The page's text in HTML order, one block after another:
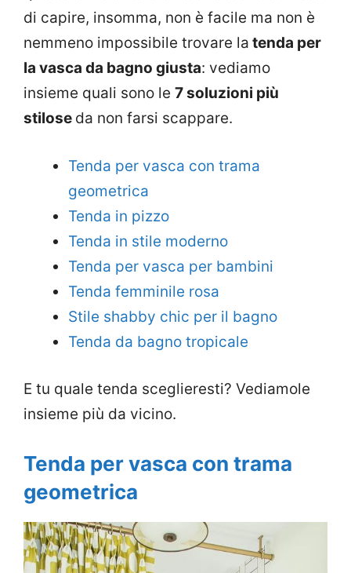
di capire, insomma, non è facile ma non è
nemmeno impossibile trovare la tenda per
la vasca da bagno giusta: vediamo
insieme quali sono le 7 soluzioni più
stilose da non farsi scappare.
Tenda per vasca con trama
geometrica
Tenda in pizzo
Tenda in stile moderno
Tenda per vasca per bambini
Tenda femminile rosa
Stile shabby chic per il bagno
Tenda da bagno tropicale
E tu quale tenda sceglieresti? Vediamole
insieme più da vicino.
Tenda per vasca con trama
geometrica